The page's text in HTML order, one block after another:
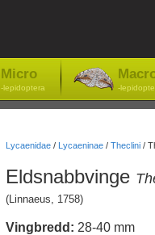
Micro
-lepidoptera -
Lycaenidae/ Lycaeninae/ Theclini/
Eldsnabbvinge
(Linnaeus, 1758)
Vingbredd: 28-40 mm